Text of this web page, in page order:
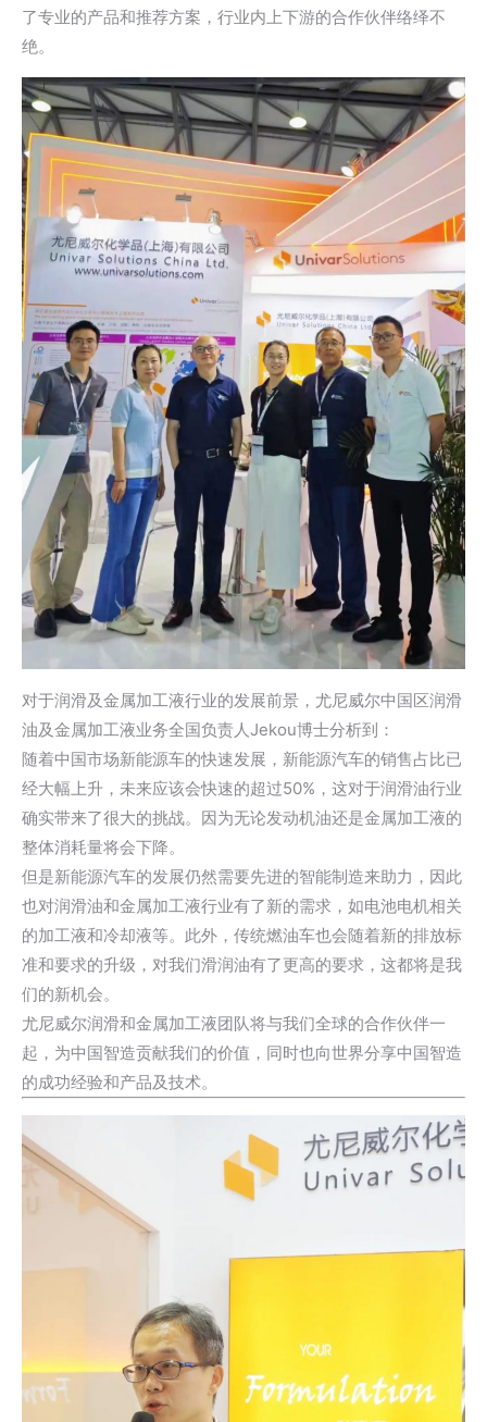
了专业的产品和推荐方案，行业内上下游的合作伙伴络绎不
绝。
对于润滑及金属加工液行业的发展前景，尤尼威尔中国区润滑
油及金属加工液业务全国负责人Jekou博士分析到：
随着中国市场新能源车的快速发展，新能源汽车的销售占比已
经大幅上升，未来应该会快速的超过50%，这对于润滑油行业
确实带来了很大的挑战。因为无论发动机油还是金属加工液的
整体消耗量将会下降。
但是新能源汽车的发展仍然需要先进的智能制造来助力，因此
也对润滑油和金属加工液行业有了新的需求，如电池电机相关
的加工液和冷却液等。此外，传统燃油车也会随着新的排放标
准和要求的升级，对我们滑润油有了更高的要求，这都将是我
们的新机会。
尤尼威尔润滑和金属加工液团队将与我们全球的合作伙伴一
起，为中国智造贡献我们的价值，同时也向世界分享中国智造
的成功经验和产品及技术。